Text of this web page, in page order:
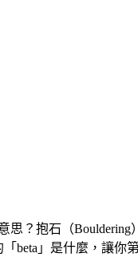
？抱石（Bouldering
beta」是什麼，讓你